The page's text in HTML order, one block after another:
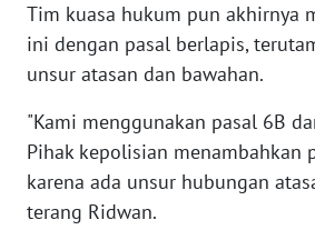
Tim kuasa hukum pun akhirnya
ini dengan pasal berlapis,
unsur atasan dan bawahan.
"Kami menggunakan pasal 6B
Pihak kepolisian menambahkan
karena ada unsur hubungan
terang Ridwan.
WN
SUMBAR
SUMSEL
WN